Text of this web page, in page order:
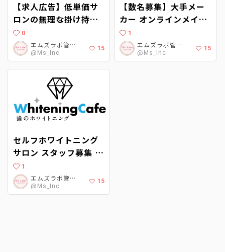
【求人広告】低単価サ
ロンの無理な掛け持ち
に疲れた方やデビュー
したての方に最適な職
場です！高歩合の充実
保障
0
エムズラボ管理者
@Ms_Inc
15
【数名募集】大手メー
カー オンラインメイク
レッスン講師
1
エムズラボ管理者
@Ms_Inc
15
セルフホワイトニング
サロン スタッフ募集 美
容サロン経験者優遇 ホ
ワイトニングカフェ柏
店（千葉県柏市）が
1
エムズラボ管理者
@Ms_Inc
15